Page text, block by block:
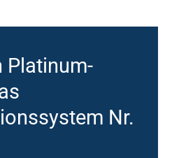
Platinum-
Nr.